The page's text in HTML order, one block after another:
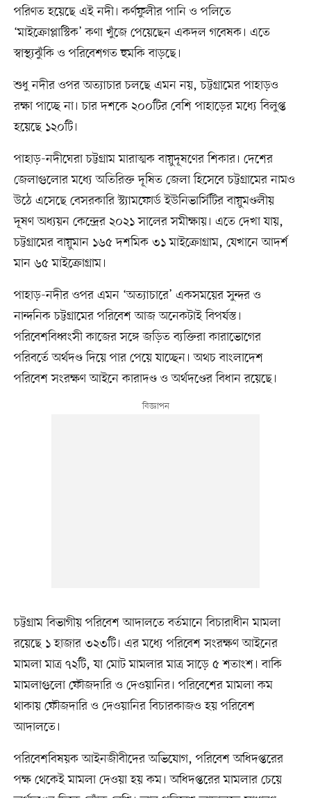
পরিণত হয়েছে এই নদী। কর্ণফুলীর পানি ও পলিতে
‘মাইক্রোপ্লাস্টিক’ কণা খুঁজে পেয়েছেন একদল গবেষক। এতে
স্বাস্থ্যঝুঁকি ও পরিবেশগত হুমকি বাড়ছে।
শুধু নদীর ওপর অত্যাচার চলছে এমন নয়, চট্টগ্রামের পাহাড়ও
রক্ষা পাচ্ছে না। চার দশকে ২০০টির বেশি পাহাড়ের মধ্যে বিলুপ্ত
হয়েছে ১২০টি।
পাহাড়-নদীঘেরা চট্টগ্রাম মারাত্মক বায়ুদূষণের শিকার। দেশের
জেলাগুলোর মধ্যে অতিরিক্ত দূষিত জেলা হিসেবে চট্টগ্রামের নামও
উঠে এসেছে বেসরকারি স্ট্যামফোর্ড ইউনিভার্সিটির বায়ুমণ্ডলীয়
দূষণ অধ্যয়ন কেন্দ্রের ২০২১ সালের সমীক্ষায়। এতে দেখা যায়,
চট্টগ্রামের বায়ুমান ১৬৫ দশমিক ৩১ মাইক্রোগ্রাম, যেখানে আদর্শ
মান ৬৫ মাইক্রোগ্রাম।
পাহাড়-নদীর ওপর এমন ‘অত্যাচারে’ একসময়ের সুন্দর ও
নান্দনিক চট্টগ্রামের পরিবেশ আজ অনেকটাই বিপর্যস্ত।
পরিবেশবিধ্বংসী কাজের সঙ্গে জড়িত ব্যক্তিরা কারাভোগের
পরিবর্তে অর্থদণ্ড দিয়ে পার পেয়ে যাচ্ছেন। অথচ বাংলাদেশ
পরিবেশ সংরক্ষণ আইনে কারাদণ্ড ও অর্থদণ্ডের বিধান রয়েছে।
চট্টগ্রাম বিভাগীয় পরিবেশ আদালতে বর্তমানে বিচারাধীন মামলা
রয়েছে ১ হাজার ৩২৩টি। এর মধ্যে পরিবেশ সংরক্ষণ আইনের
মামলা মাত্র ৭২টি, যা মোট মামলার মাত্র সাড়ে ৫ শতাংশ। বাকি
মামলাগুলো ফৌজদারি ও দেওয়ানির। পরিবেশের মামলা কম
থাকায় ফৌজদারি ও দেওয়ানির বিচারকাজও হয় পরিবেশ
আদালতে।
পরিবেশবিষয়ক আইনজীবীদের অভিযোগ, পরিবেশ অধিদপ্তরের
পক্ষ থেকেই মামলা দেওয়া হয় কম। অধিদপ্তরের মামলার চেয়ে